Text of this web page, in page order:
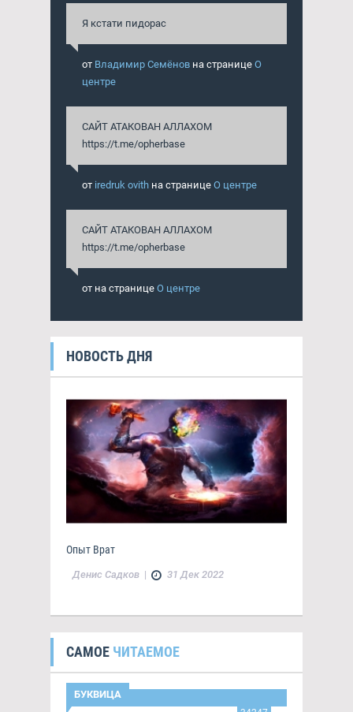
Я кстати пидорас
от Владимир Семёнов на странице О
центре
САЙТ АТАКОВАН АЛЛАХОМ
https://t.me/opherbase
от iredruk ovith на странице О центре
САЙТ АТАКОВАН АЛЛАХОМ
https://t.me/opherbase
от на странице О центре
НОВОСТЬ ДНЯ
Опыт Врат
Денис Садков | 31 Дек 2022
САМОЕ ЧИТАЕМОЕ
БУКВИЦА